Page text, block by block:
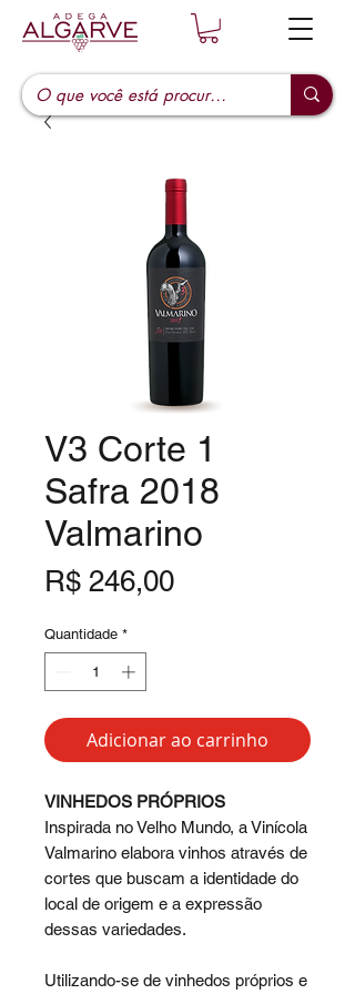
V3 Corte 1
Safra 2018
Valmarino
R$ 246,00Preço
Quantidade *
Adicionar ao carrinho
VINHEDOS PRÓPRIOS
Inspirada no Velho Mundo, a Vinícola
Valmarino elabora vinhos através de
cortes que buscam a identidade do
local de origem e a expressão
dessas variedades.
Utilizando-se de vinhedos próprios e